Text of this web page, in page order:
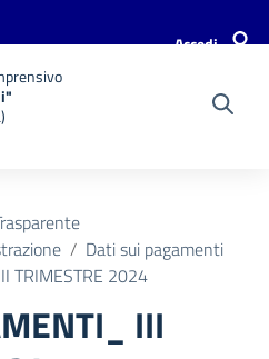
Accedi
Dati sui pagamenti
TRIMESTRE 2024
III